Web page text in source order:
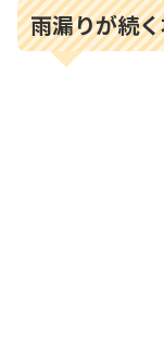
雨漏りが続